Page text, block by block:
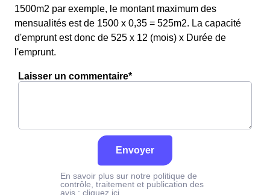
1500m2 par exemple, le montant maximum des
mensualités est de 1500 x 0,35 = 525m2. La capacité
d'emprunt est donc de 525 x 12 (mois) x Durée de
l'emprunt.
Laisser un commentaire*
Envoyer
En savoir plus sur notre politique de
contrôle, traitement et publication des
avis : cliquez ici